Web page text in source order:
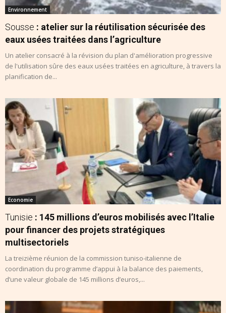
Environnement
Sousse : atelier sur la réutilisation sécurisée des
eaux usées traitées dans l’agriculture
Un atelier consacré à la révision du plan d'amélioration progressive
de l'utilisation sûre des eaux usées traitées en agriculture, à travers la
planification de...
Economie
Tunisie : 145 millions d’euros mobilisés avec l’Italie
pour financer des projets stratégiques
multisectoriels
La treizième réunion de la commission tuniso-italienne de
coordination du programme d’appui à la balance des paiements,
d’une valeur globale de 145 millions d’euros,...